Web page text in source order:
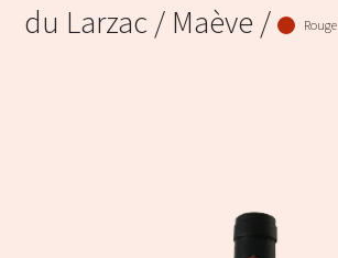
du Larzac / Maève /
Rouge